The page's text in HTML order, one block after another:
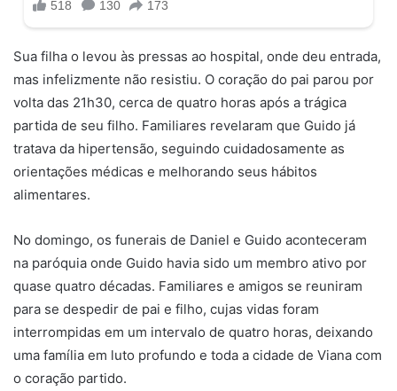
Sua filha o levou às pressas ao hospital, onde deu entrada,
mas infelizmente não resistiu. O coração do pai parou por
volta das 21h30, cerca de quatro horas após a trágica
partida de seu filho. Familiares revelaram que Guido já
tratava da hipertensão, seguindo cuidadosamente as
orientações médicas e melhorando seus hábitos
alimentares.
No domingo, os funerais de Daniel e Guido aconteceram
na paróquia onde Guido havia sido um membro ativo por
quase quatro décadas. Familiares e amigos se reuniram
para se despedir de pai e filho, cujas vidas foram
interrompidas em um intervalo de quatro horas, deixando
uma família em luto profundo e toda a cidade de Viana com
o coração partido.